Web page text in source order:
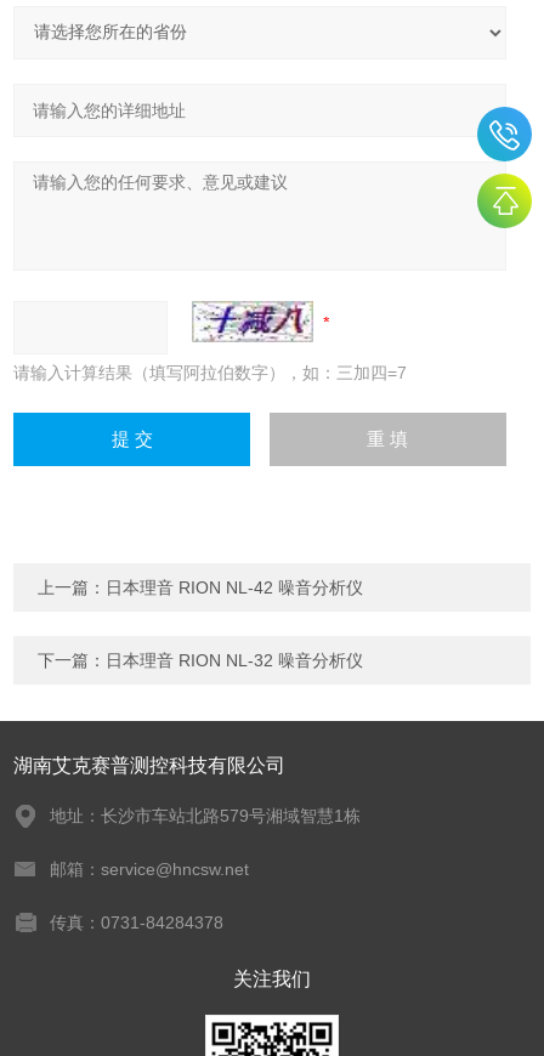
请输入计算结果（填写阿拉伯数字），如：三加四=7
上一篇： 日本理音 RION NL-42 噪音分析仪
下一篇： 日本理音 RION NL-32 噪音分析仪
湖南艾克赛普测控科技有限公司
地址：长沙市车站北路579号湘域智慧1栋
邮箱：service@hncsw.net
传真：0731-84284378
关注我们